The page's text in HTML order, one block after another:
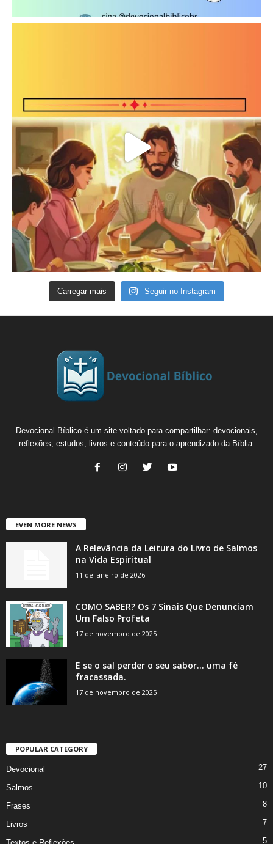
Carregar mais Seguir no Instagram
Devocional Bíblico é um site voltado para compartilhar: devocionais,
reflexões, estudos, livros e conteúdo para o aprendizado da Bíblia.
EVEN MORE NEWS
A Relevância da Leitura do Livro de Salmos
na Vida Espiritual
11 de janeiro de 2026
COMO SABER? Os 7 Sinais Que Denunciam
Um Falso Profeta
17 de novembro de 2025
E se o sal perder o seu sabor… uma fé
fracassada.
17 de novembro de 2025
POPULAR CATEGORY
Devocional 27
Salmos 10
Frases 8
Livros 7
5